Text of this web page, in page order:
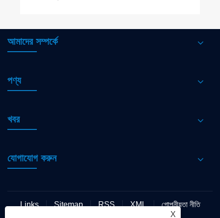
আমাদের সম্পর্কে
পণ্য
খবর
যোগাযোগ করুন
Links Sitemap RSS XML
গোপনীয়তা নীতি
X